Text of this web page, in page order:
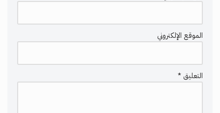
الموقع الإلكتروني
التعليق *